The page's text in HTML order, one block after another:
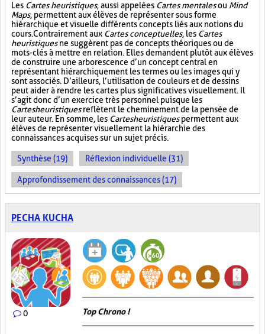
Les Cartes heuristiques, aussi appelées Cartes mentalesou Mind
Maps, permettent aux élèves de représenter sous forme
hiérarchique et visuelle différents concepts liés aux notions du
cours. Contrairement aux Cartes conceptuelles, les Cartes
heuristiquesne suggèrent pas de concepts théoriques ou de
mots-clés à mettre en relation. Elles demandent plutôt aux élèves
de construire une arborescence d’un concept central en
représentant hiérarchiquement les termes ou les images qui y
sont associés. D’ailleurs, l’utilisation de couleurs et de dessins
peut aider à rendre les cartes plus significatives visuellement. Il
s’agit donc d’un exercice très personnel puisque les
Cartes heuristiquesreflètent le cheminement de la pensée de
leur auteur. En somme, les Cartes heuristiquespermettent aux
élèves de représenter visuellement la hiérarchie des
connaissances acquises sur un sujet précis.
Synthèse (19) Réflexion individuelle (31)
Approfondissement des connaissances (17)
PECHA KUCHA
0 Top Chrono !